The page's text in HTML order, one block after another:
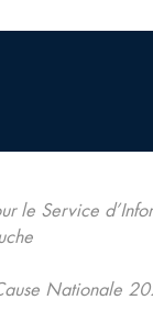
le Service
Nationale